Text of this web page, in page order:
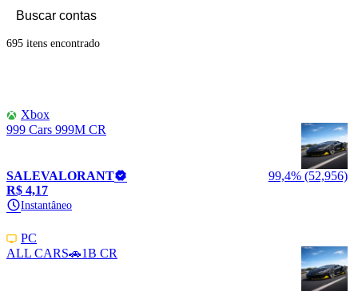
695 itens encontrado
Xbox
999 Cars 999M CR
SALEVALORANT
99,4% (52,956)
R$ 4,17
Instantâneo
PC
ALL CARS🚗1B CR